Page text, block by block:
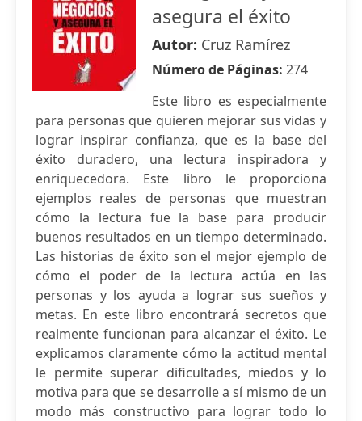
asegura el éxito
Autor: Cruz Ramírez
Número de Páginas: 274
Este libro es especialmente
para personas que quieren mejorar sus vidas y
lograr inspirar confianza, que es la base del
éxito duradero, una lectura inspiradora y
enriquecedora. Este libro le proporciona
ejemplos reales de personas que muestran
cómo la lectura fue la base para producir
buenos resultados en un tiempo determinado.
Las historias de éxito son el mejor ejemplo de
cómo el poder de la lectura actúa en las
personas y los ayuda a lograr sus sueños y
metas. En este libro encontrará secretos que
realmente funcionan para alcanzar el éxito. Le
explicamos claramente cómo la actitud mental
le permite superar dificultades, miedos y lo
motiva para que se desarrolle a sí mismo de un
modo más constructivo para lograr todo lo